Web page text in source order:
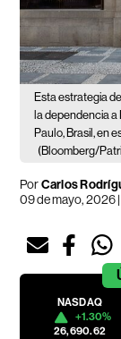
Esta estrategia
la dependencia a
Paulo, Brasil, en
(Bloomberg/
PorCarlos
09 de mayo, 2026
NASDAQ
+1.30%
26,690.62